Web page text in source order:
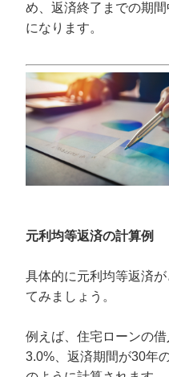
め、返済終了までの期
になります。
元利均等返済の計算例
具体的に元利均等返済
てみましょう。
例えば、住宅ローンの
3.0%、返済期間が30年